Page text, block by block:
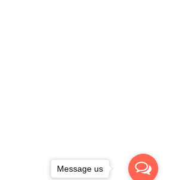
Message us